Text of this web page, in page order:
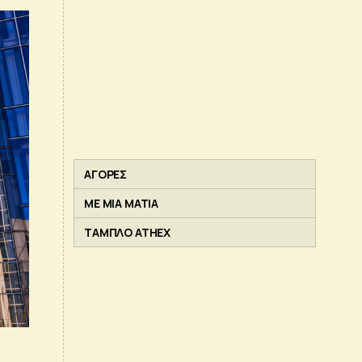
ΑΓΟΡΕΣ
ΜΕ ΜΙΑ ΜΑΤΙΑ
ΤΑΜΠΛΟ ATHEX